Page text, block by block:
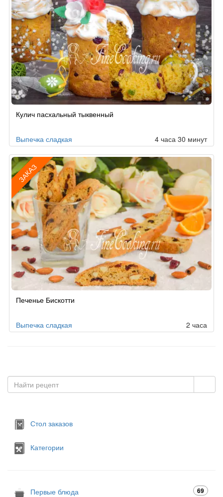
Кулич пасхальный тыквенный
Выпечка сладкая 4 часа 30 минут
ЗАКАЗ
поПеченье Бискотти
Выпечка сладкая 2 часа
Стол заказов
Категории
Первые блюда 69